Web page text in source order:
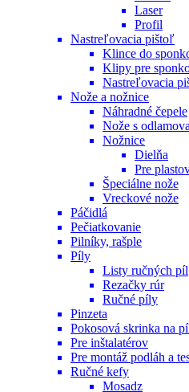
Laser
Profil
Nastreľovacia pištoľ
Klince do
Klipy pre
Nastreľovacia
Nože a nožnice
Náhradné čepele
Nože s
Nožnice
Dielňa
Pre
Špeciálne nože
Vreckové nože
Páčidlá
Pečiatkovanie
Pilníky, rašple
Píly
Listy ručných píl
Rezačky rúr
Ručné píly
Pinzeta
Pokosová skrinka na
Pre inštalatérov
Pre montáž podláh a
Ručné kefy
Mosadz